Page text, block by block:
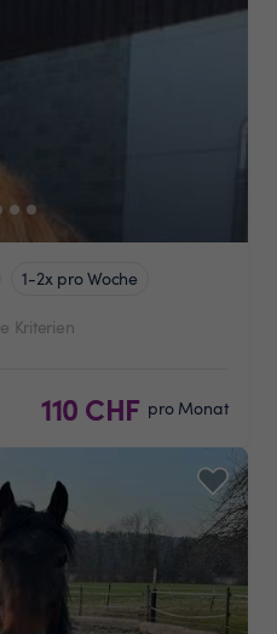
1-2x pro Woche
Kriterien
110 CHF pro Monat